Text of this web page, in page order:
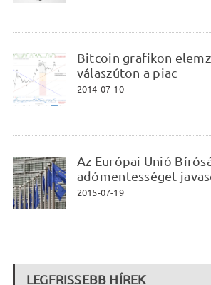
Bitcoin grafikon
válaszúton a piac
2014-07-10
Az Európai Unió
adómentességet
2015-07-19
LEGFRISSEBB HÍREK